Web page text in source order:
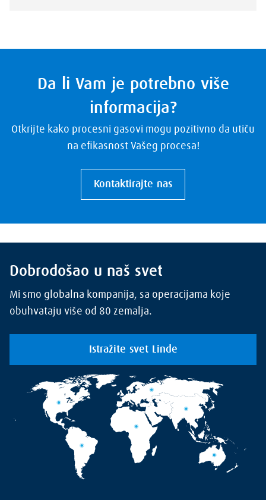
Da li Vam je potrebno više
informacija?
Otkrijte kako procesni gasovi mogu pozitivno da utiču
na efikasnost Vašeg procesa!
Kontaktirajte nas
Dobrodošao u naš svet
Mi smo globalna kompanija, sa operacijama koje
obuhvataju više od 80 zemalja.
Istražite svet Linde